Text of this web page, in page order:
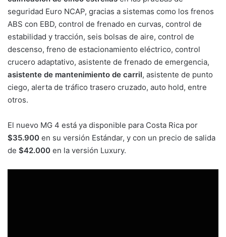
seguridad Euro NCAP, gracias a sistemas como los frenos
ABS con EBD, control de frenado en curvas, control de
estabilidad y tracción, seis bolsas de aire, control de
descenso, freno de estacionamiento eléctrico, control
crucero adaptativo, asistente de frenado de emergencia,
asistente de mantenimiento de carril, asistente de punto
ciego, alerta de tráfico trasero cruzado, auto hold, entre
otros.
El nuevo MG 4 está ya disponible para Costa Rica por
$35.900 en su versión Estándar, y con un precio de salida
de $42.000 en la versión Luxury.